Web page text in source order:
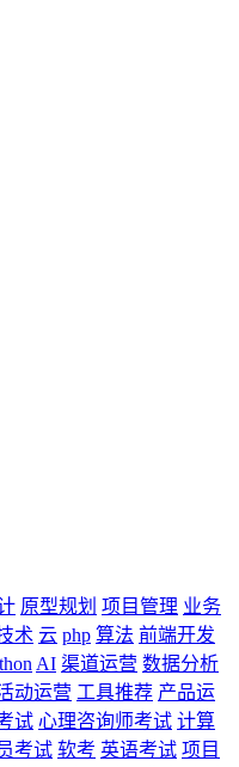
原型规划 项目管理 业务
术 云 php 算法 前端开发
AI 渠道运营 数据分析
动运营 工具推荐 产品运
试 心理咨询师考试 计算
考试 软考 英语考试 项目